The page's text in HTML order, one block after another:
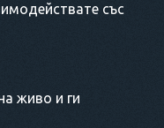
със
живо и ги